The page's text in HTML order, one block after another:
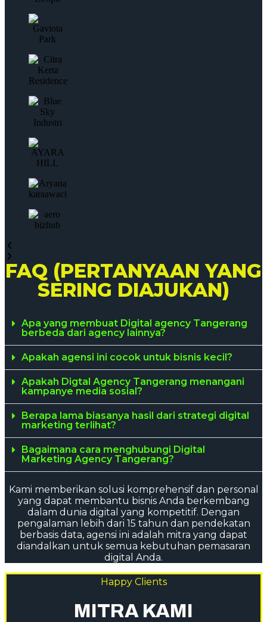
FAQ (PERTANYAAN YANG
SERING DIAJUKAN)
Apa yang membuat Digital agency Tangerang
berbeda dari agency lainnya?
Apakah agensi ini cocok untuk bisnis kecil?
Apakah Digtal Agency Tangerang menangani
kampanye media sosial?
Berapa lama biasanya hasil dari strategi digital
marketing terlihat?
Bagaimana cara menghubungi Digital
Marketing Agency Tangerang?
Kami memberikan solusi komprehensif dan personal
yang dapat membantu bisnis Anda berkembang
dalam dunia digital yang kompetitif. Dengan
pengalaman lebih dari 15 tahun dan pendekatan
berbasis data, agensi ini adalah mitra yang dapat
diandalkan untuk semua kebutuhan pemasaran
digital Anda.
Happy Clients
MITRA KAMI